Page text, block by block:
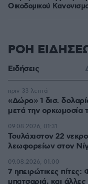
Οικοδομικού
ΡΟΗ
Ειδήσεις
«Δώρο» 1 δισ.
μετά την ορκωμοσία
πριν 33 λεπτά
Τουλάχιστον 22
λεωφορείων στον
09.08.2026, 01:31
7 ηπειρώτικες
μπατσαριά, και
09.08.2026, 01:00